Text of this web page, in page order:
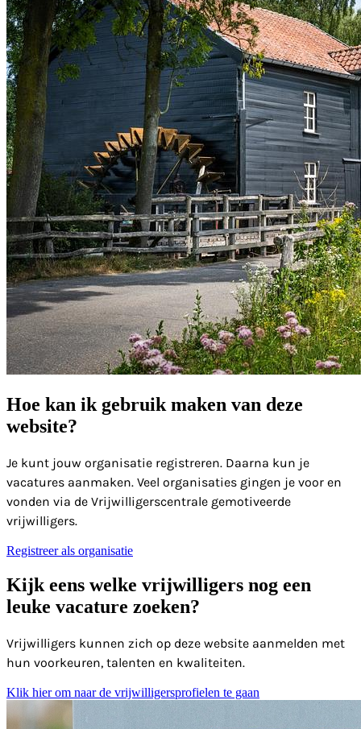
Hoe kan ik gebruik maken van deze
website?
Je kunt jouw organisatie registreren. Daarna kun je
vacatures aanmaken. Veel organisaties gingen je voor en
vonden via de Vrijwilligerscentrale gemotiveerde
vrijwilligers.
Registreer als organisatie
Kijk eens welke vrijwilligers nog een
leuke vacature zoeken?
Vrijwilligers kunnen zich op deze website aanmelden met
hun voorkeuren, talenten en kwaliteiten.
Klik hier om naar de vrijwilligersprofielen te gaan